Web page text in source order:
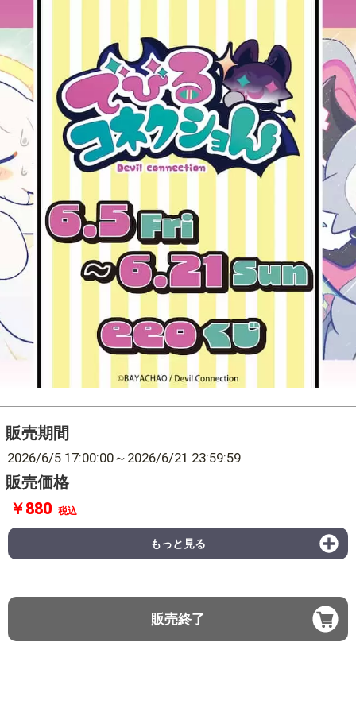
販売期間
2026/6/5 17:00:00～ 2026/6/21 23:59:59
販売価格
￥880 税込
もっと見る
販売終了